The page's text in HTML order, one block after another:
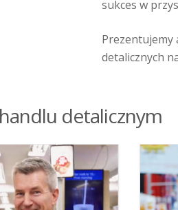
sukces w
Prezentujemy
detalicznych
detalicznym